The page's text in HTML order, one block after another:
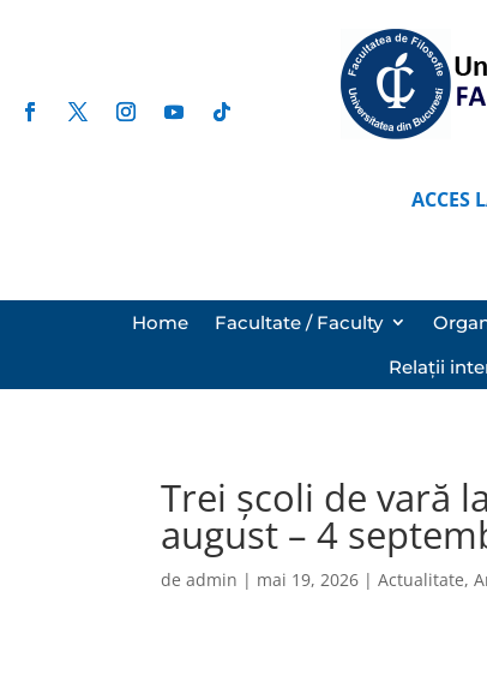
ACCES
Home Facultate / Faculty
Relații
Trei școli de vară
august – 4
deadmin | mai 19, 2026 |Actualitate,